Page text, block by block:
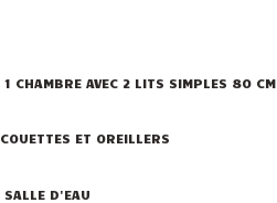
1 CHAMBRE AVEC 2 LITS SIMPLES 80 CM
COUETTES ET OREILLERS
SALLE D'EAU